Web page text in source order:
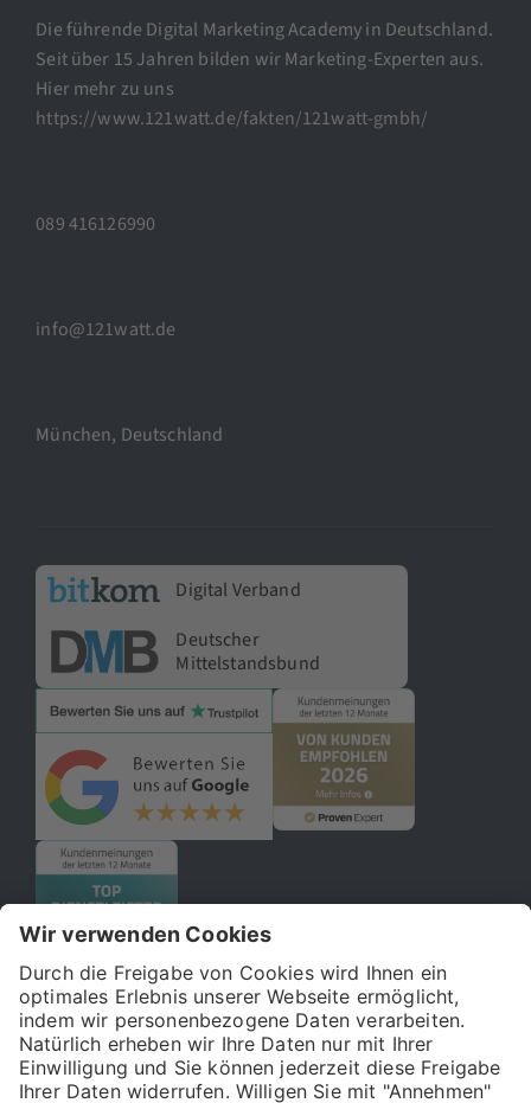
Die führende Digital Marketing Academy in Deutschland.
Seit über 15 Jahren bilden wir Marketing-Experten aus.
Hier mehr zu uns
https://www.121watt.de/fakten/121watt-gmbh/
089 416126990
info@121watt.de
München, Deutschland
Digital Verband
Deutscher
Mittelstandsbund